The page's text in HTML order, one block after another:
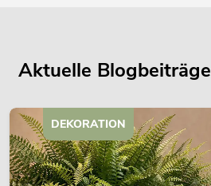
Aktuelle Blogbeiträge
DEKORATION